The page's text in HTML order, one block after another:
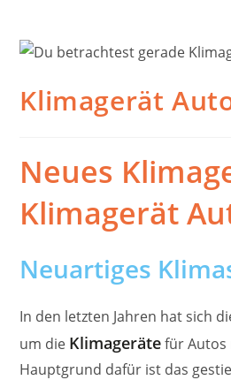
Klimagerät
Neues
Klimagerät
Neuartiges
In den letzten Jahren hat sich
um die Klimagerätefür Autos
Hauptgrund dafür ist das